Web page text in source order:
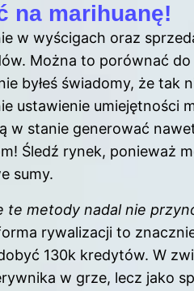
na marihuanę!
w wyścigach oraz
Można to porównać
byłeś świadomy, że tak
ustawienie umiejętności
w stanie generować
Śledź rynek, ponieważ
sumy.
te metody nadal nie
rywalizacji to
130k kredytów. W
w grze, lecz jako